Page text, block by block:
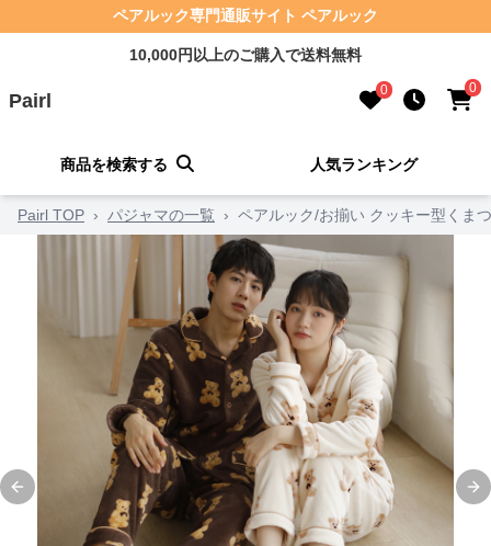
ペアルック専門通販サイト ペアルック
10,000円以上のご購入で送料無料
Pairl 0 0
商品を検索する 人気ランキング
Pairl TOP › パジャマの一覧 › ペアルック/お揃い クッキー型くま
Previous slide